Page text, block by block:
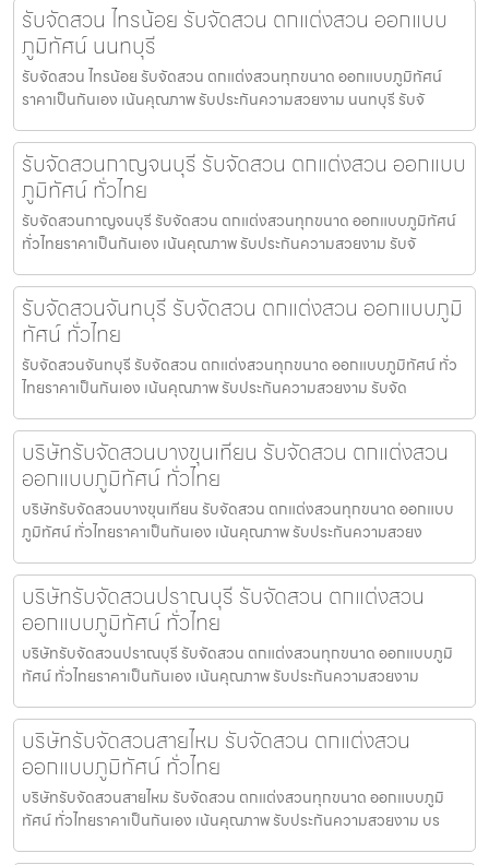
รับจัดสวน ไทรน้อย รับจัดสวน ตกแต่งสวน ออกแบบ
ภูมิทัศน์ นนทบุรี
รับจัดสวน ไทรน้อย รับจัดสวน ตกแต่งสวนทุกขนาด ออกแบบภูมิทัศน์
ราคาเป็นกันเอง เน้นคุณภาพ รับประกันความสวยงาม นนทบุรี รับจั
รับจัดสวนกาญจนบุรี รับจัดสวน ตกแต่งสวน ออกแบบ
ภูมิทัศน์ ทั่วไทย
รับจัดสวนกาญจนบุรี รับจัดสวน ตกแต่งสวนทุกขนาด ออกแบบภูมิทัศน์
ทั่วไทยราคาเป็นกันเอง เน้นคุณภาพ รับประกันความสวยงาม รับจั
รับจัดสวนจันทบุรี รับจัดสวน ตกแต่งสวน ออกแบบภูมิ
ทัศน์ ทั่วไทย
รับจัดสวนจันทบุรี รับจัดสวน ตกแต่งสวนทุกขนาด ออกแบบภูมิทัศน์ ทั่ว
ไทยราคาเป็นกันเอง เน้นคุณภาพ รับประกันความสวยงาม รับจัด
บริษัทรับจัดสวนบางขุนเทียน รับจัดสวน ตกแต่งสวน
ออกแบบภูมิทัศน์ ทั่วไทย
บริษัทรับจัดสวนบางขุนเทียน รับจัดสวน ตกแต่งสวนทุกขนาด ออกแบบ
ภูมิทัศน์ ทั่วไทยราคาเป็นกันเอง เน้นคุณภาพ รับประกันความสวยง
บริษัทรับจัดสวนปราณบุรี รับจัดสวน ตกแต่งสวน
ออกแบบภูมิทัศน์ ทั่วไทย
บริษัทรับจัดสวนปราณบุรี รับจัดสวน ตกแต่งสวนทุกขนาด ออกแบบภูมิ
ทัศน์ ทั่วไทยราคาเป็นกันเอง เน้นคุณภาพ รับประกันความสวยงาม
บริษัทรับจัดสวนสายไหม รับจัดสวน ตกแต่งสวน
ออกแบบภูมิทัศน์ ทั่วไทย
บริษัทรับจัดสวนสายไหม รับจัดสวน ตกแต่งสวนทุกขนาด ออกแบบภูมิ
ทัศน์ ทั่วไทยราคาเป็นกันเอง เน้นคุณภาพ รับประกันความสวยงาม บร